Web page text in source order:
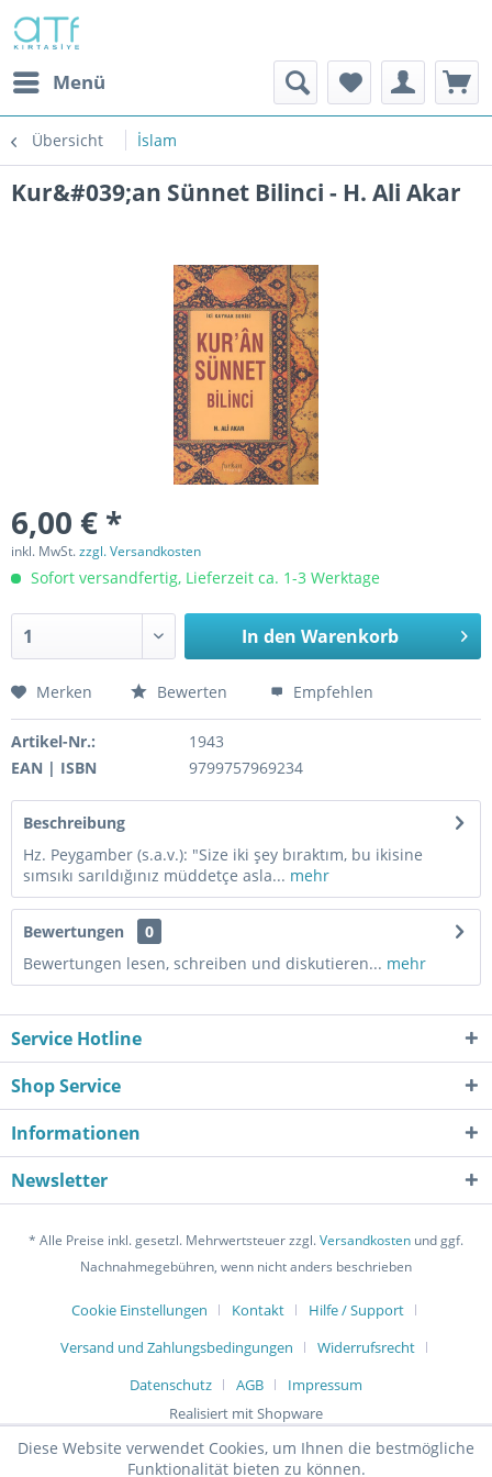
Menü
Übersicht İslam
Kur&#039;an Sünnet Bilinci - H. Ali Akar
6,00 € *
inkl. MwSt.zzgl. Versandkosten
Sofort versandfertig, Lieferzeit ca. 1-3 Werktage
In den Warenkorb
Merken Bewerten Empfehlen
Artikel-Nr.:
1943
EAN | ISBN
9799757969234
Beschreibung
Hz. Peygamber (s.a.v.): "Size iki şey bıraktım, bu ikisine
sımsıkı sarıldığınız müddetçe asla... mehr
Bewertungen
0
Bewertungen lesen, schreiben und diskutieren... mehr
Service Hotline
Shop Service
Informationen
Newsletter
* Alle Preise inkl. gesetzl. Mehrwertsteuer zzgl.Versandkosten und ggf.
Nachnahmegebühren, wenn nicht anders beschrieben
Cookie Einstellungen Kontakt
Hilfe / Support
Versand und Zahlungsbedingungen
Widerrufsrecht
Datenschutz
AGB
Impressum
Realisiert mit Shopware
Diese Website verwendet Cookies, um Ihnen die bestmögliche
Funktionalität bieten zu können.